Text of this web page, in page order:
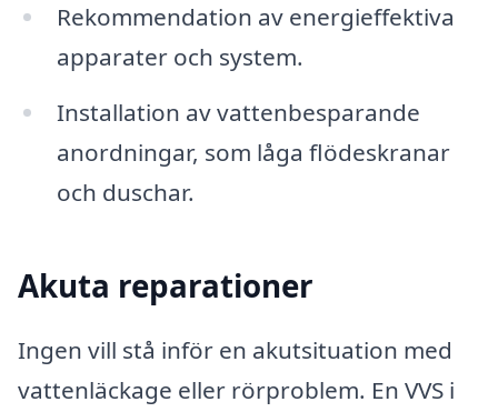
Rekommendation av energieffektiva
apparater och system.
Installation av vattenbesparande
anordningar, som låga flödeskranar
och duschar.
Akuta reparationer
Ingen vill stå inför en akutsituation med
vattenläckage eller rörproblem. En VVS i